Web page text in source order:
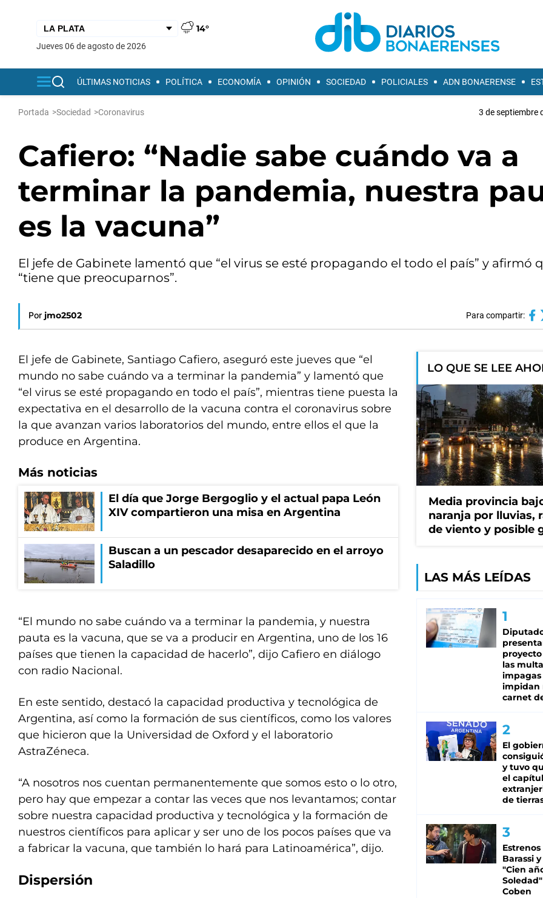
14°
jueves 06 de agosto de 2026
ÚLTIMAS NOTICIAS POLÍTICA ECONOMÍA OPINIÓN SOCIEDAD POLICIALES ADN BONAERENSE
Portada >Sociedad >Coronavirus 3 de septiembre
Cafiero: “Nadie sabe cuándo va a
terminar la pandemia, nuestra
es la vacuna”
El jefe de Gabinete lamentó que “el virus se esté propagando el todo el país” y afirmó
“tiene que preocuparnos”.
Por jmo2502 Para compartir:
El jefe de Gabinete, Santiago Cafiero, aseguró este jueves que “el
mundo no sabe cuándo va a terminar la pandemia” y lamentó que
“el virus se esté propagando en todo el país”, mientras tiene puesta la
expectativa en el desarrollo de la vacuna contra el coronavirus sobre
la que avanzan varios laboratorios del mundo, entre ellos el que la
produce en Argentina.
Más noticias
El día que Jorge Bergoglio y el actual papa León
XIV compartieron una misa en Argentina
Buscan a un pescador desaparecido en el arroyo
Saladillo
“El mundo no sabe cuándo va a terminar la pandemia, y nuestra
pauta es la vacuna, que se va a producir en Argentina, uno de los 16
países que tienen la capacidad de hacerlo”, dijo Cafiero en diálogo
con radio Nacional.
En este sentido, destacó la capacidad productiva y tecnológica de
Argentina, así como la formación de sus científicos, como los valores
que hicieron que la Universidad de Oxford y el laboratorio
AstraZéneca.
“A nosotros nos cuentan permanentemente que somos esto o lo otro,
pero hay que empezar a contar las veces que nos levantamos; contar
sobre nuestra capacidad productiva y tecnológica y la formación de
nuestros científicos para aplicar y ser uno de los pocos países que va
a fabricar la vacuna, que también lo hará para Latinoamérica”, dijo.
Dispersión
LO QUE SE LEE
Media provincia
naranja por lluvias,
de viento y posible
LAS MÁS LEÍDAS
las
impagas
impidan
carnet
El
y tuvo
el
de
Estrenos
Barassi
"Cien
Coben